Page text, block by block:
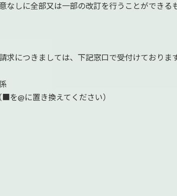
なしに全部又は一部の改訂を行うことができ
につきましては、下記窓口で受付けております
@に置き換えてください）